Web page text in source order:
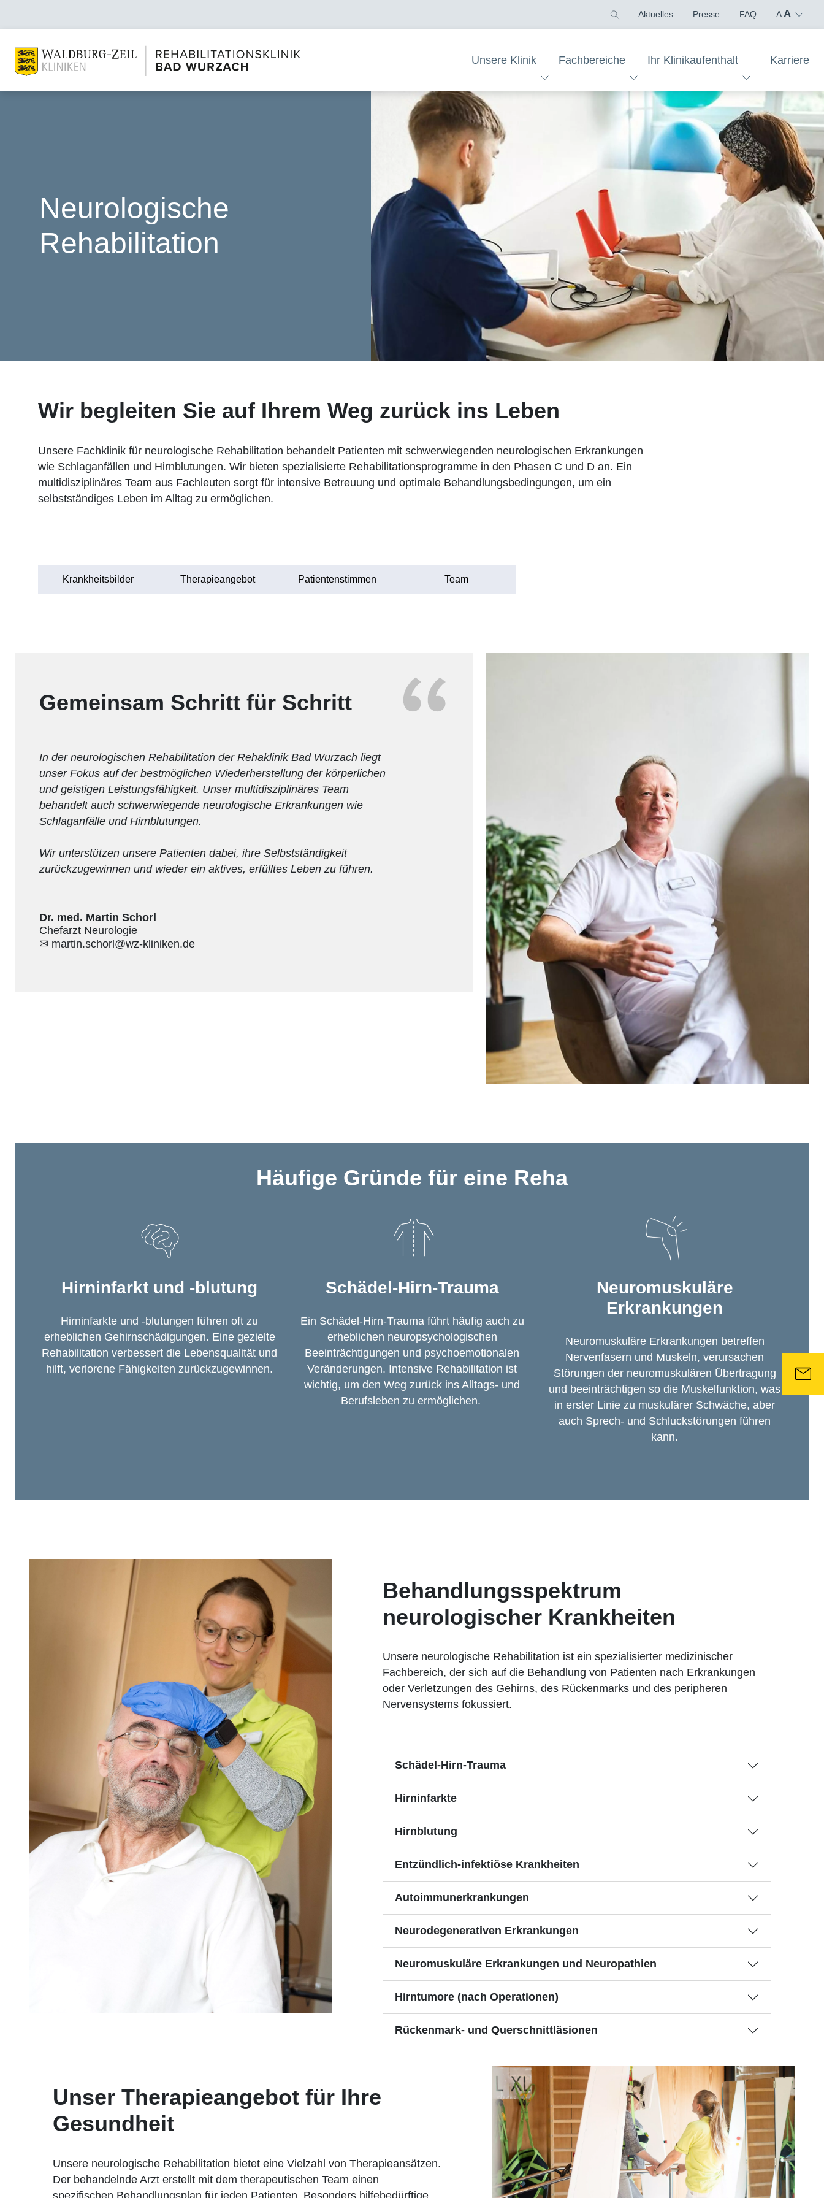
Aktuelles Presse FAQ A A
Unsere Klinik Fachbereiche Ihr Klinikaufenthalt Karriere
Neurologische
Rehabilitation
Wir begleiten Sie auf Ihrem Weg zurück ins Leben
Unsere Fachklinik für neurologische Rehabilitation behandelt Patienten mit schwerwiegenden neurologischen Erkrankungen
wie Schlaganfällen und Hirnblutungen. Wir bieten spezialisierte Rehabilitationsprogramme in den Phasen C und D an. Ein
multidisziplinäres Team aus Fachleuten sorgt für intensive Betreuung und optimale Behandlungsbedingungen, um ein
selbstständiges Leben im Alltag zu ermöglichen.
Krankheitsbilder Therapieangebot Patientenstimmen Team
Gemeinsam Schritt für Schritt
In der neurologischen Rehabilitation der Rehaklinik Bad Wurzach liegt
unser Fokus auf der bestmöglichen Wiederherstellung der körperlichen
und geistigen Leistungsfähigkeit. Unser multidisziplinäres Team
behandelt auch schwerwiegende neurologische Erkrankungen wie
Schlaganfälle und Hirnblutungen.
Wir unterstützen unsere Patienten dabei, ihre Selbstständigkeit
zurückzugewinnen und wieder ein aktives, erfülltes Leben zu führen.
Dr. med. Martin Schorl
Chefarzt Neurologie
✉ martin.schorl@wz-kliniken.de
Häufige Gründe für eine Reha
Hirninfarkt und -blutung
Hirninfarkte und -blutungen führen oft zu
erheblichen Gehirnschädigungen. Eine gezielte
Rehabilitation verbessert die Lebensqualität und
hilft, verlorene Fähigkeiten zurückzugewinnen.
Schädel-Hirn-Trauma
Ein Schädel-Hirn-Trauma führt häufig auch zu
erheblichen neuropsychologischen
Beeinträchtigungen und psychoemotionalen
Veränderungen. Intensive Rehabilitation ist
wichtig, um den Weg zurück ins Alltags- und
Berufsleben zu ermöglichen.
Neuromuskuläre
Erkrankungen
Neuromuskuläre Erkrankungen betreffen
Nervenfasern und Muskeln, verursachen
Störungen der neuromuskulären Übertragung
und beeinträchtigen so die Muskelfunktion, was
in erster Linie zu muskulärer Schwäche, aber
auch Sprech- und Schluckstörungen führen
kann.
Behandlungsspektrum
neurologischer Krankheiten
Unsere neurologische Rehabilitation ist ein spezialisierter medizinischer
Fachbereich, der sich auf die Behandlung von Patienten nach Erkrankungen
oder Verletzungen des Gehirns, des Rückenmarks und des peripheren
Nervensystems fokussiert.
Schädel-Hirn-Trauma
Hirninfarkte
Hirnblutung
Entzündlich-infektiöse Krankheiten
Autoimmunerkrankungen
Neurodegenerativen Erkrankungen
Neuromuskuläre Erkrankungen und Neuropathien
Hirntumore (nach Operationen)
Rückenmark- und Querschnittläsionen
Unser Therapieangebot für Ihre
Gesundheit
Unsere neurologische Rehabilitation bietet eine Vielzahl von Therapieansätzen.
Der behandelnde Arzt erstellt mit dem therapeutischen Team einen
spezifischen Behandlungsplan für jeden Patienten. Besonders hilfebedürftige